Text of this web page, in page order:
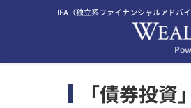
IFA（独立系ファイナンシャルアドバ
「債券投